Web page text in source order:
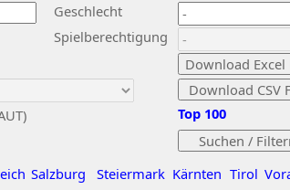
Geschlecht
Spielberechtigung
Salzburg Steiermark Kärnten Tirol
Top 100